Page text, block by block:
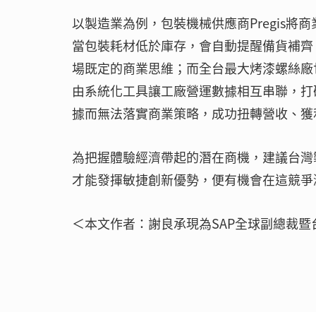
以製造業為例，包裝機械供應商Pregis將
當包裝耗材低於庫存，會自動提醒備貨補
場既定的商業思維；而全台最大烤漆螺絲
由系統化工具讓工廠營運數據相互串聯，
據而無法落實商業策略，成功扭轉營收、
為把握體驗經濟帶起的潛在商機，建議台
才能發揮敏捷創新優勢，便有機會在這競
＜本文作者：謝良承現為SAP全球副總裁